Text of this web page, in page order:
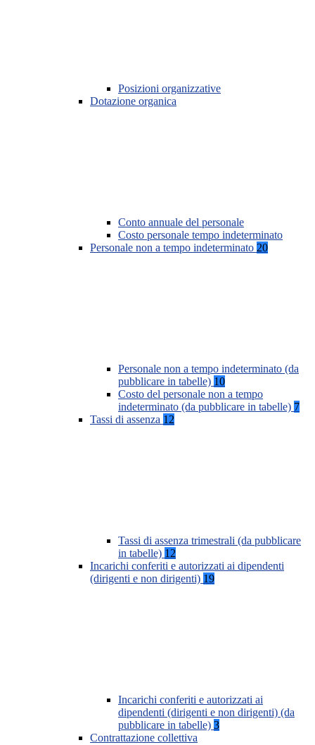
Posizioni organizzative
Dotazione organica
Conto annuale del personale
Costo personale tempo indeterminato
Personale non a tempo indeterminato 20
Personale non a tempo indeterminato (da
pubblicare in tabelle) 10
Costo del personale non a tempo
indeterminato (da pubblicare in tabelle) 7
Tassi di assenza 12
Tassi di assenza trimestrali (da pubblicare
in tabelle) 12
Incarichi conferiti e autorizzati ai dipendenti
(dirigenti e non dirigenti) 19
Incarichi conferiti e autorizzati ai
dipendenti (dirigenti e non dirigenti) (da
pubblicare in tabelle) 3
Contrattazione collettiva